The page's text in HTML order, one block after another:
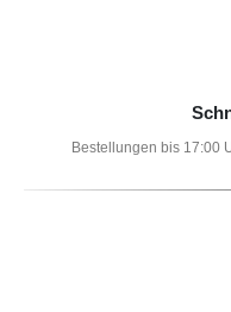
Bestellungen bis 17:00